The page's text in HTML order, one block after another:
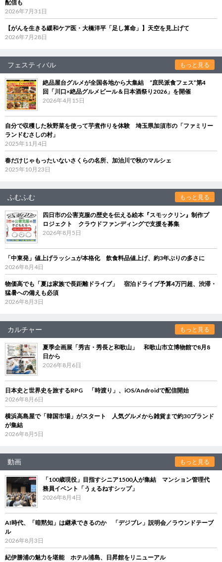
配信も
2026年7月31日
【がんを生きる緩和ケア医・大橋洋平「足し算命」】天空を見上げて
2026年7月28日
フェスティバル もっと見る
絶品屋台グルメが全国各地から大集結 “庶民派食フェス”第4
回「川口×絶品グルメビール＆日本酒祭り2026」を開催
2026年4月15日
自分で収穫した秋野菜を使って芋煮作りを体験 埼玉県加須市の「ファミリー
ランドむさしの村」
2025年11月4日
春だけじゃもったいないさくらの名所、加治川で秋のマルシェ
2025年10月23日
ふむふむ もっと見る
四日市の公害克服の歴史を伝える絵本『スモックリン』制作プ
ロジェクト クラウドファンディングで支援を募集
2026年8月5日
「中東発」値上げラッシュが本格化 飲食料品値上げ、約3年ぶりの多さに
2026年8月4日
物価高でも「夏は家族で長距離ドライブ」 宿泊ドライブ予算4万円超、渋滞・
猛暑への備えも必須
2026年8月3日
カルチャー もっと見る
夏季企画展「秀吉・秀長と和歌山」 和歌山市立博物館で8月8
日から
2026年8月6日
日本史と世界史を旅するRPG 「時渡り」、iOS/Androidで配信開始
2026年8月6日
横浜高島屋で「韓国市場」がスタート 人気グルメから雑貨まで約30ブランド
が集結
2026年8月5日
動画 もっと見る
「100歳現役」目指すシニア1500人が集結 マンション管理代
務員イベント「うぇるねすシップ」
2026年8月4日
AI時代、「暗黙知」は継承できるのか 「デジブレ」説明会／ラウンドテーブ
ル
2026年8月3日
紀伊勝浦の魅力を堪能 ホテル浦島、日昇館をリニューアル